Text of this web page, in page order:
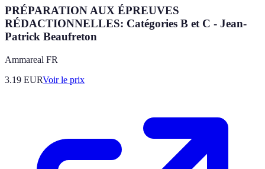
PRÉPARATION AUX ÉPREUVES
RÉDACTIONNELLES: Catégories B et C - Jean-
Patrick Beaufreton
Ammareal FR
3.19 EURVoir le prix